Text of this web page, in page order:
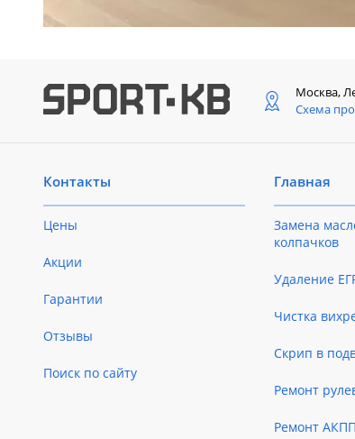
Москва,
Схема
Контакты
Цены
Акции
Гарантии
Отзывы
Поиск по сайту
Главная
Замена
колпачков
Удаление
Чистка
Скрип в
Ремонт
Ремонт АКПП